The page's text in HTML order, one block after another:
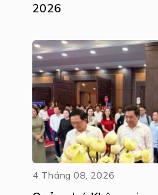
2026
4 Tháng 08, 2026